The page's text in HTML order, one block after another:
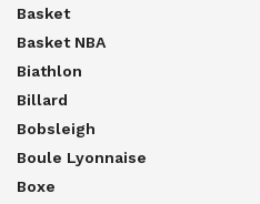
Basket
Basket NBA
Biathlon
Billard
Bobsleigh
Boule Lyonnaise
Boxe